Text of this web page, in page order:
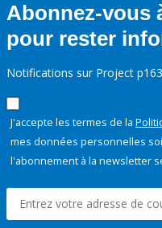
Abonnez-vous
pour rester
Notifications sur Project
J'accepte les termes de la
mes données personnelles
l'abonnement à la newsletter